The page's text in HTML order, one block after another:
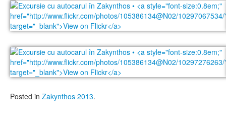
Posted in Zakynthos 2013.